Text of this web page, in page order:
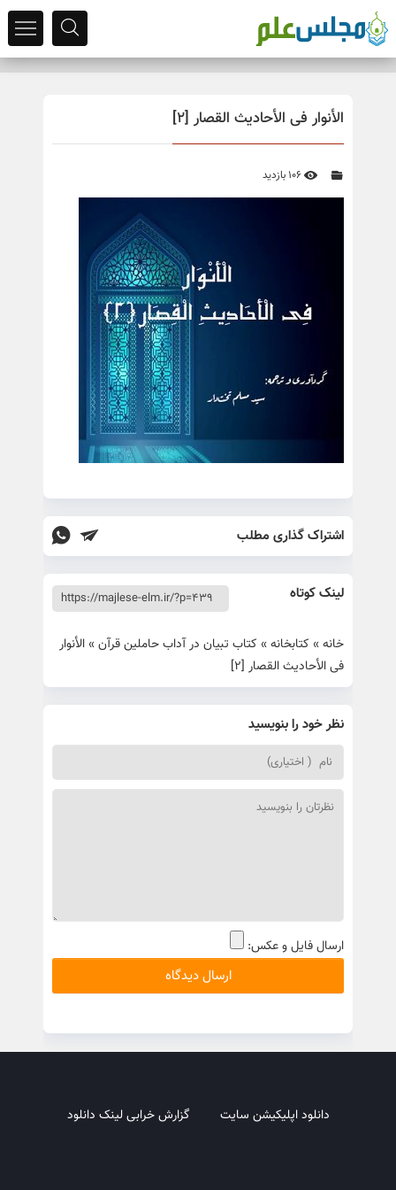
الأنوار فی الأحادیث القصار [2]
اشتراک گذاری مطلب
لینک کوتاه
خانه» کتابخانه» کتاب تبیان در آداب حاملین قرآن» الأنوار
فی الأحادیث القصار [2]
نظر خود را بنویسید
ارسال فایل و عکس:
دانلود اپلیکیشن سایت گزارش خرابی لینک دانلود